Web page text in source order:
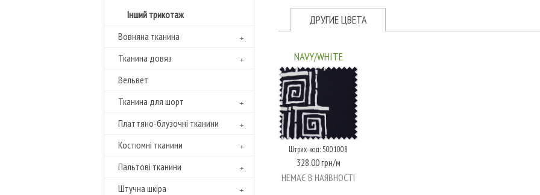
Інший трикотаж
Вовняна тканина
Тканина довяз
Вельвет
Тканина для шорт
Платтяно-блузочні тканини
Костюмні тканини
Пальтові тканини
Штучна шкіра
ДРУГИЕ ЦВЕТА
NAVY/WHITE
Штрих-код: 5001008
328.00 грн/м
НЕМАЄ В НАЯВНОСТІ